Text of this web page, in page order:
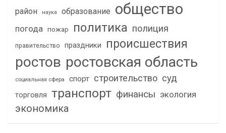
район
наука образование общество
погода пожар политика полиция
правительство праздники происшествия
ростов ростовская область
социальная сфера спорт строительство суд
торговля транспорт финансы экология
экономика